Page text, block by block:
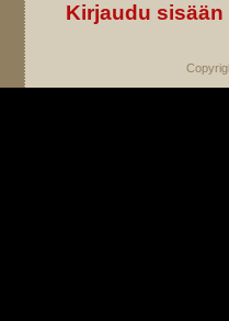
Kirjaudu sisään